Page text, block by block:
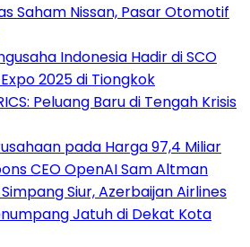
Saham Nissan, Pasar Otomotif
Indonesia Hadir di SCO
2025 di Tiongkok
Peluang Baru di Tengah Krisis
pada Harga 97,4 Miliar
CEO OpenAI Sam Altman
Siur, Azerbaijan Airlines
Jatuh di Dekat Kota